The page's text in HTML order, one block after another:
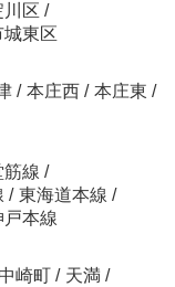
川区 /
城東区
/ 本庄西 / 本庄東 /
筋線 /
/ 東海道本線 /
戸本線
中崎町 / 天満 /